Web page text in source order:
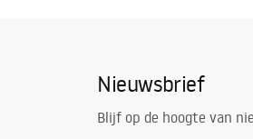
Nieuwsbrief
Blijf op de hoogte van